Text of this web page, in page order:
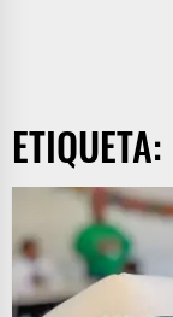
ETIQUETA: